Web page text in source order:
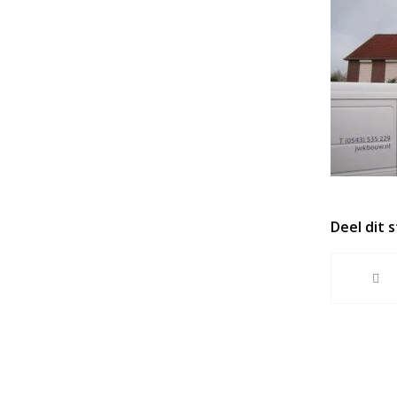
Deel dit